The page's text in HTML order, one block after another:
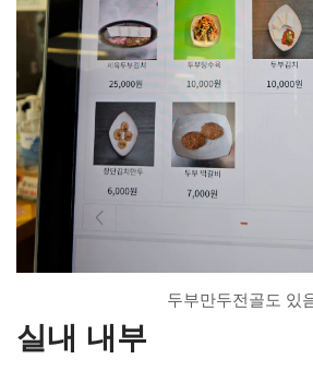
두부만두전골도 있
실내 내부